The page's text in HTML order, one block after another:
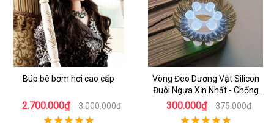
Búp bê bơm hơi cao cấp
2.700.000₫ 3.000.000₫
Vòng Đeo Dương Vật Silicon
Đuôi Ngựa Xịn Nhất - Chống
Xuất Tinh Sớm
300.000₫ 375.000₫